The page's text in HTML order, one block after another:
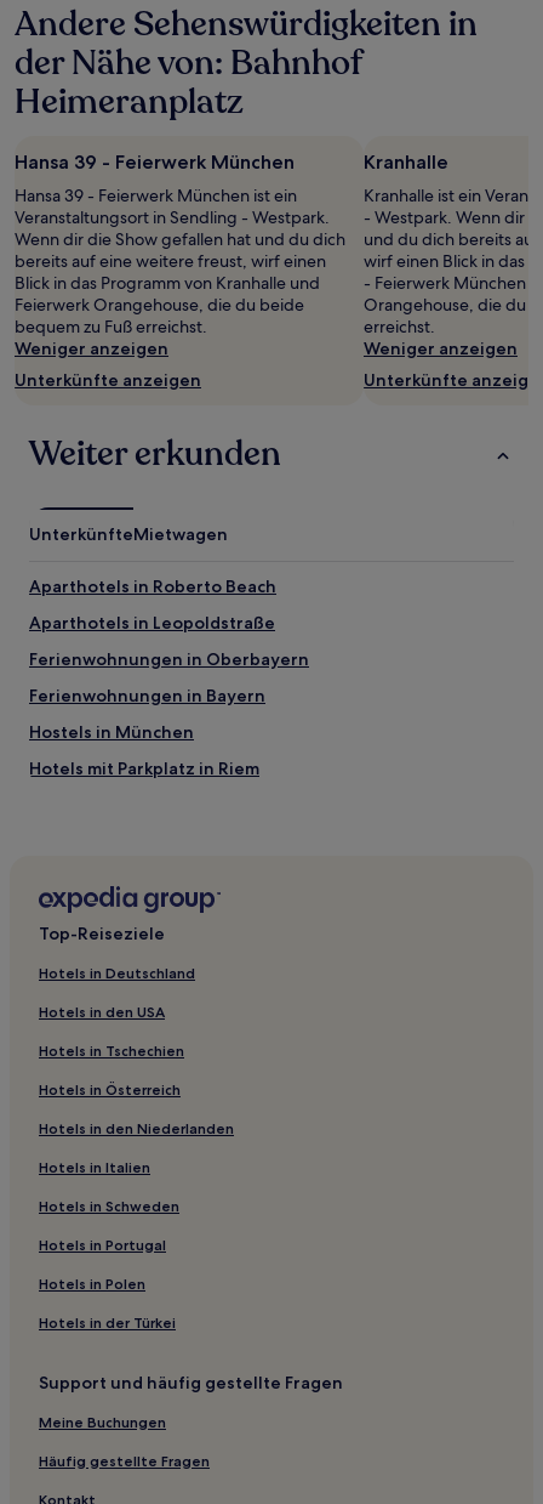
24 Stunden
für
einen
mit
2 Erwachsenen
gefunden
wurde.
Preise
und
Verfügbarkeiten
können
sich
ändern.
können
gelten.
Andere Sehenswürdigkeiten in
der Nähe von: Bahnhof
Heimeranplatz
Hansa 39 - Feierwerk München
Hansa 39 - Feierwerk München ist ein
Veranstaltungsort in Sendling - Westpark.
Wenn dir die Show gefallen hat und du dich
bereits auf eine weitere freust, wirf einen
Blick in das Programm von Kranhalle und
Feierwerk Orangehouse, die du beide
bequem zu Fuß erreichst.
Weniger anzeigen
Unterkünfte anzeigen
Kranhalle
Kranhalle ist ein
- Westpark. Wenn dir
und du dich bereits
wirf einen Blick in das
- Feierwerk München
Orangehouse, die du
erreichst.
Weniger anzeigen
Unterkünfte
Weiter erkunden
UnterkünfteMietwagen
Aparthotels in Roberto Beach
Aparthotels in Leopoldstraße
Ferienwohnungen in Oberbayern
Ferienwohnungen in Bayern
Hostels in München
Hotels mit Parkplatz in Riem
Hotels mit Parkplatz in Bayern
Hotels mit Pool in Bayern
Hotels mit Wellnessbereich in Bayern
Hotels mit inbegriffenem Frühstück in Bayern
Haustierfreundliche in Bayern
Familien in Bayern
Hotels mit Küchenzeile in Bayern
Luxus nahe Roberto Beach
Haustierfreundliche nahe Roberto Beach
Günstige nahe Roberto Beach
Familien nahe Roberto Beach
Haustierfreundliche in Neuperlach
Hotels mit Parkplatz in Perlach
Haustierfreundliche in Dachau
Familien in Schwanthalerhöhe
Hotels mit Fitnessbereich in Schwanthalerhöhe
Top-Reiseziele
Hotels in Deutschland
Hotels in den USA
Hotels in Tschechien
Hotels in Österreich
Hotels in den Niederlanden
Hotels in Italien
Hotels in Schweden
Hotels in Portugal
Hotels in Polen
Hotels in der Türkei
Support und häufig gestellte Fragen
Meine Buchungen
Häufig gestellte Fragen
Kontakt